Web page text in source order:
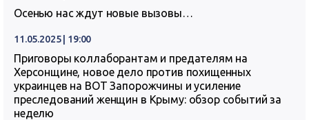
Осенью нас ждут новые вызовы…
11.05.2025 | 19:00
Приговоры коллаборантам и предателям на
Херсонщине, новое дело против похищенных
украинцев на ВОТ Запорожчины и усиление
преследований женщин в Крыму: обзор событий за
неделю